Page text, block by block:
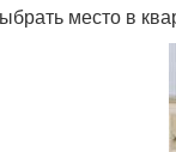
место в